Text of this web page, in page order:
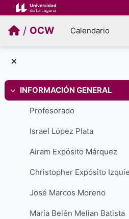
Salta al contenido principal
/ OCW Calendario
Colapsar
INFORMACIÓN GENERAL
Profesorado
Israel López Plata
Airam Expósito Márquez
José Marcos Moreno
María Belén Melian Batista